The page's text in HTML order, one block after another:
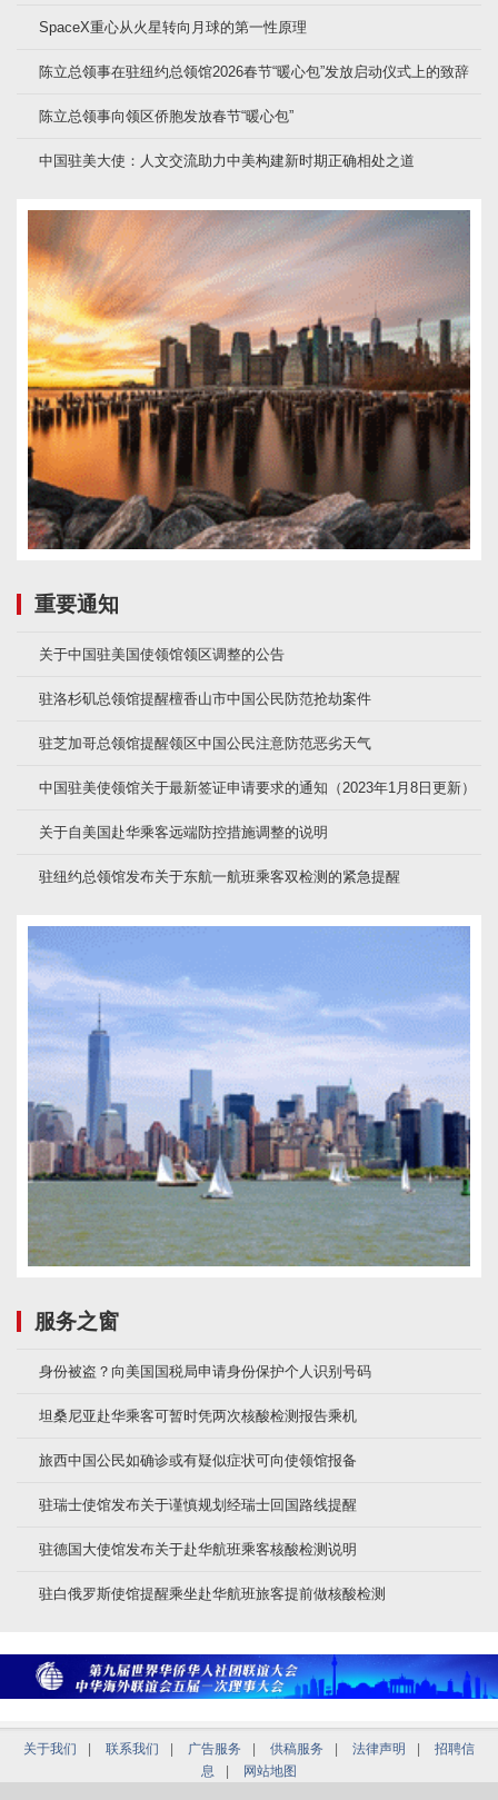
SpaceX重心从火星转向月球的第一性原理
陈立总领事在驻纽约总领馆2026春节“暖心包”发放启动仪式上的致辞
陈立总领事向领区侨胞发放春节“暖心包”
中国驻美大使：人文交流助力中美构建新时期正确相处之道
重要通知
关于中国驻美国使领馆领区调整的公告
驻洛杉矶总领馆提醒檀香山市中国公民防范抢劫案件
驻芝加哥总领馆提醒领区中国公民注意防范恶劣天气
中国驻美使领馆关于最新签证申请要求的通知（2023年1月8日更新）
关于自美国赴华乘客远端防控措施调整的说明
驻纽约总领馆发布关于东航一航班乘客双检测的紧急提醒
服务之窗
身份被盗？向美国国税局申请身份保护个人识别号码
坦桑尼亚赴华乘客可暂时凭两次核酸检测报告乘机
旅西中国公民如确诊或有疑似症状可向使领馆报备
驻瑞士使馆发布关于谨慎规划经瑞士回国路线提醒
驻德国大使馆发布关于赴华航班乘客核酸检测说明
驻白俄罗斯使馆提醒乘坐赴华航班旅客提前做核酸检测
关于我们 联系我们 广告服务 供稿服务 法律声明
招聘信
息
网站地图